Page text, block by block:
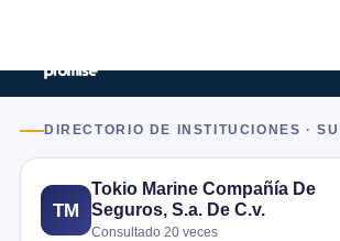
DIRECTORIO DE INSTITUCIONES ·
TM
Tokio Marine Compañía De
Seguros, S.a. De C.v.
Consultado 20 veces